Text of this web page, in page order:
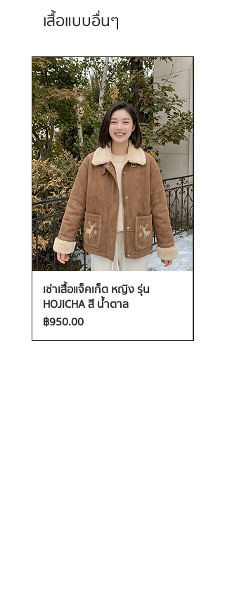
เสื้อแบบอื่นๆ
เช่าเสื้อแจ็คเก็ต หญิง รุ่น
HOJICHA สี น้ำตาล
ราคา
฿950.00